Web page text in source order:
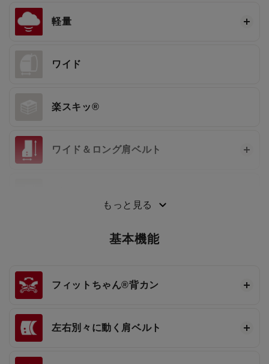
軽量
ワイド
楽スキッ®
ワイド＆ロング肩ベルト
もっと見る
基本機能
フィットちゃん®背カン
左右別々に動く肩ベルト